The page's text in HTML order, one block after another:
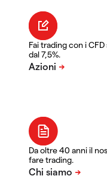
Fai trading con i
dal 7,5%.
Da oltre 40 anni il
fare trading.